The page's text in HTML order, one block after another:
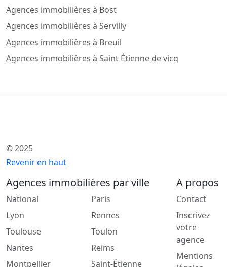
Agences immobilières à Bost
Agences immobilières à Servilly
Agences immobilières à Breuil
Agences immobilières à Saint Étienne de vicq
© 2025
Revenir en haut
Agences immobilières par ville
National
Lyon
Toulouse
Nantes
Montpellier
Paris
Rennes
Toulon
Reims
Saint-Étienne
A propos
Contact
Inscrivez
votre
agence
Mentions